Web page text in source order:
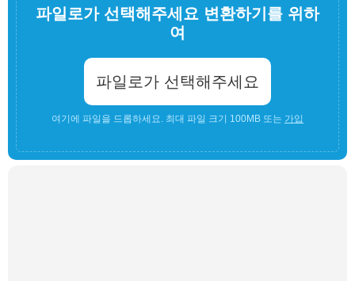
파일로가 선택해주세요 변환하기를 위하
여
파일로가 선택해주세요
여기에 파일을 드롭하세요. 최대 파일 크기 100MB 또는 가입